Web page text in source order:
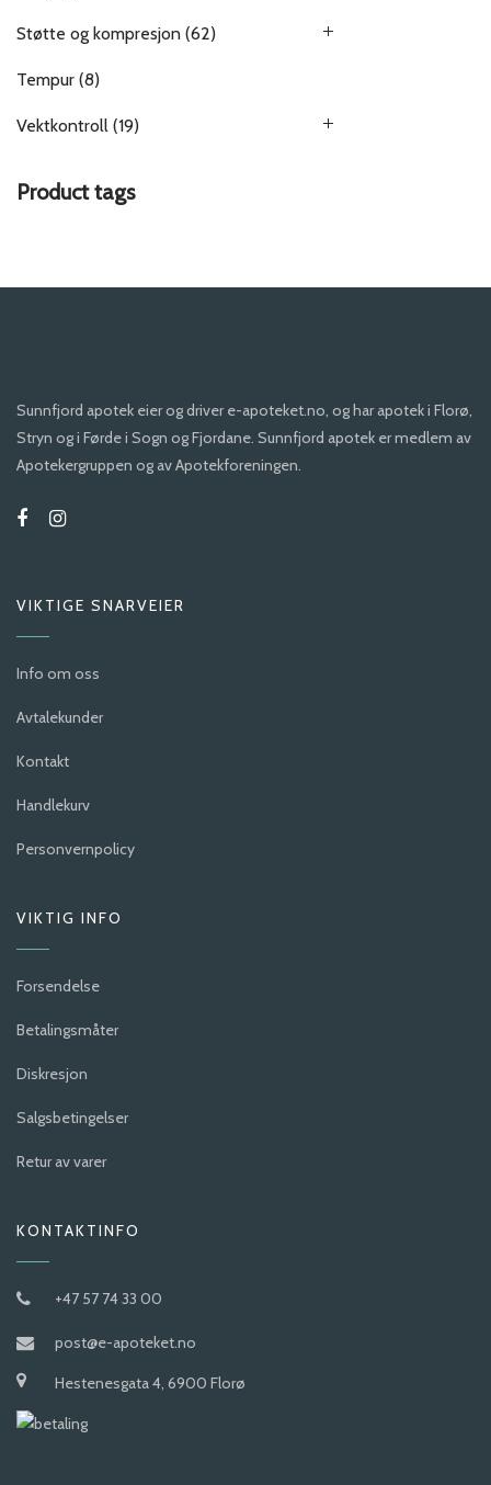
Støtte og kompresjon (62)
Tempur (8)
Vektkontroll (19)
Product tags
Sunnfjord apotek eier og driver e-apoteket.no, og har apotek i Florø,
Stryn og i Førde i Sogn og Fjordane. Sunnfjord apotek er medlem av
Apotekergruppen og av Apotekforeningen.
VIKTIGE SNARVEIER
Info om oss
Avtalekunder
Kontakt
Handlekurv
Personvernpolicy
VIKTIG INFO
Forsendelse
Betalingsmåter
Diskresjon
Salgsbetingelser
Retur av varer
KONTAKTINFO
+47 57 74 33 00
post@e-apoteket.no
Hestenesgata 4, 6900 Florø